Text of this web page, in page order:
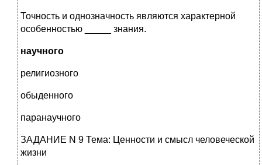
Точность и однозначность являются характерной
особенностью _____ знания.
научного
религиозного
обыденного
паранаучного
ЗАДАНИЕ N 9 Тема: Ценности и смысл человеческой
жизни